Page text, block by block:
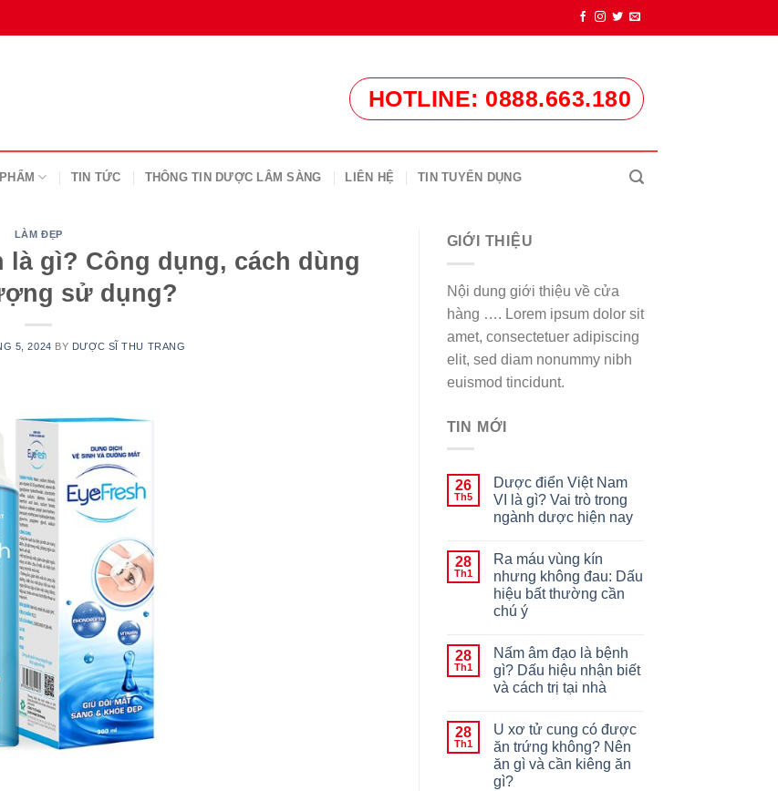
HOTLINE: 0888.663.180
TIN TỨC THÔNG TIN DƯỢC LÂM SÀNG LIÊN HỆ TIN TUYỂN DỤNG
LÀM ĐẸP
là gì? Công dụng, cách dùng
sử dụng?
5, 2024 BY DƯỢC SĨ THU TRANG
GIỚI THIỆU
Nội dung giới thiệu về cửa
hàng …. Lorem ipsum dolor sit
amet, consectetuer adipiscing
elit, sed diam nonummy nibh
euismod tincidunt.
TIN MỚI
26
Th5
Dược điển Việt Nam
VI là gì? Vai trò trong
ngành dược hiện nay
28
Th1
Ra máu vùng kín
nhưng không đau: Dấu
hiệu bất thường cần
chú ý
28
Th1
Nấm âm đạo là bệnh
gì? Dấu hiệu nhận biết
và cách trị tại nhà
28
Th1
U xơ tử cung có được
ăn trứng không? Nên
ăn gì và cần kiêng ăn
gì?